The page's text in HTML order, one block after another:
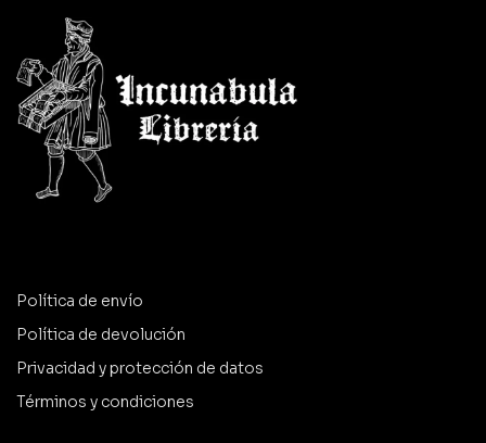
Política de envío
Política de devolución
Privacidad y protección de datos
Términos y condiciones